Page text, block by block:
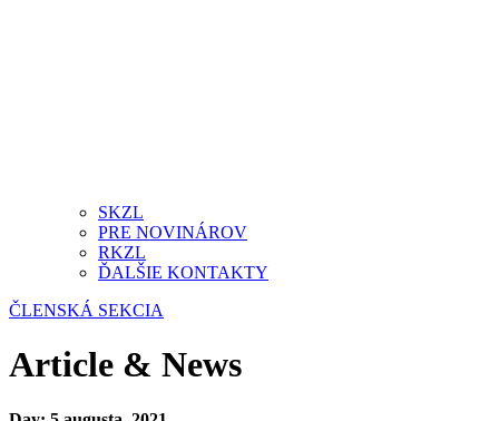
SKZL
PRE NOVINÁROV
RKZL
ĎALŠIE KONTAKTY
ČLENSKÁ SEKCIA
Article & News